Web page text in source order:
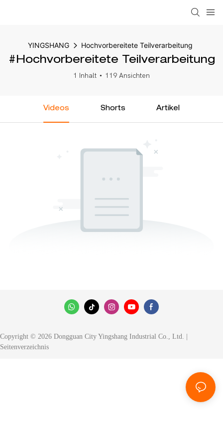
YINGSHANG Hochvorbereitete Teilverarbeitung
#Hochvorbereitete Teilverarbeitung
1 Inhalt 119 Ansichten
Videos Shorts Artikel
Copyright © 2026 Dongguan City Yingshang Industrial Co., Ltd. |
Seitenverzeichnis